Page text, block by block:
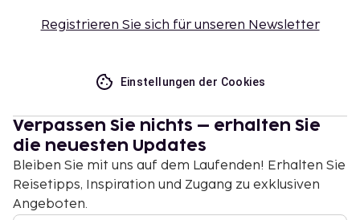
Registrieren Sie sich für unseren Newsletter
Einstellungen der Cookies
Verpassen Sie nichts – erhalten Sie
die neuesten Updates
Bleiben Sie mit uns auf dem Laufenden! Erhalten Sie
Reisetipps, Inspiration und Zugang zu exklusiven
Angeboten.